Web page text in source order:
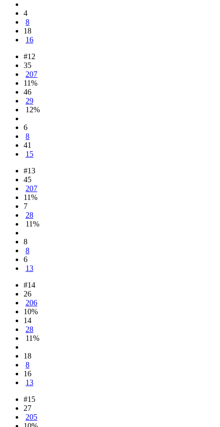
4
8
18
16
#12
35
207
11%
46
29
12%
6
8
41
15
#13
45
207
11%
7
28
11%
8
8
6
13
#14
26
206
10%
14
28
11%
18
8
16
13
#15
27
205